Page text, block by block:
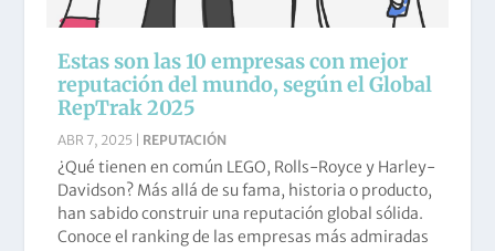
Estas son las 10 empresas con mejor
reputación del mundo, según el Global
RepTrak 2025
ABR 7, 2025 | REPUTACIÓN
¿Qué tienen en común LEGO, Rolls-Royce y Harley-
Davidson? Más allá de su fama, historia o producto,
han sabido construir una reputación global sólida.
Conoce el ranking de las empresas más admiradas